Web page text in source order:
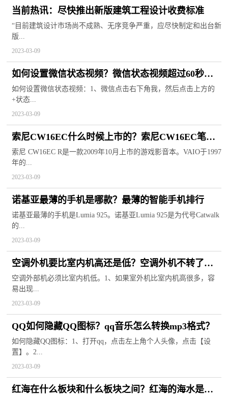
当前热讯：尽快推出新版建筑工程设计收费标准
“目前建筑设计市场尚不成熟、无序竞争严重，应尽快制定和出台新
版...
2023-03-09
如何设置微信状态视频？微信状态视频超过60秒的
怎么发？
如何设置微信状态视频：1、微信点击右下角我，然后点击上方的
+状态...
2023-03-09
索尼CW16EC什么时候上市的？索尼CW16EC笔记
本电脑参数
索尼 CW16EC R是一款2009年10月上市的游戏影音本。VAIO于1997
年的...
2023-03-09
诺基亚最薄的手机是哪款？最薄的智能手机排行
诺基亚最薄的手机是Lumia 925。诺基亚Lumia 925是为代号Catwalk
的...
2023-03-09
空调外机要比室内机高还是低？空调外机不转了怎
么回事？
空调外部机必须比室内机低。1、如果室外机比室内机高很多，容
易出现...
2023-03-09
QQ如何隐藏QQ图标？qq音乐怎么转换mp3格式？
如何隐藏QQ图标：1、打开qq，点击左上角个人头像，点击【设
置】。2...
2023-03-09
红海在什么板块和什么板块之间？红海的海水是什